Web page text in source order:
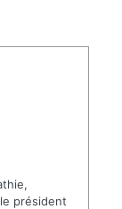
président